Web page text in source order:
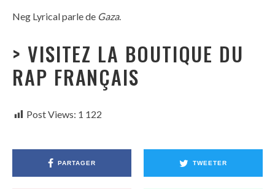
Neg Lyrical parle de Gaza.
> VISITEZ LA BOUTIQUE DU
RAP FRANÇAIS
Post Views: 1 122
PARTAGER TWEETER